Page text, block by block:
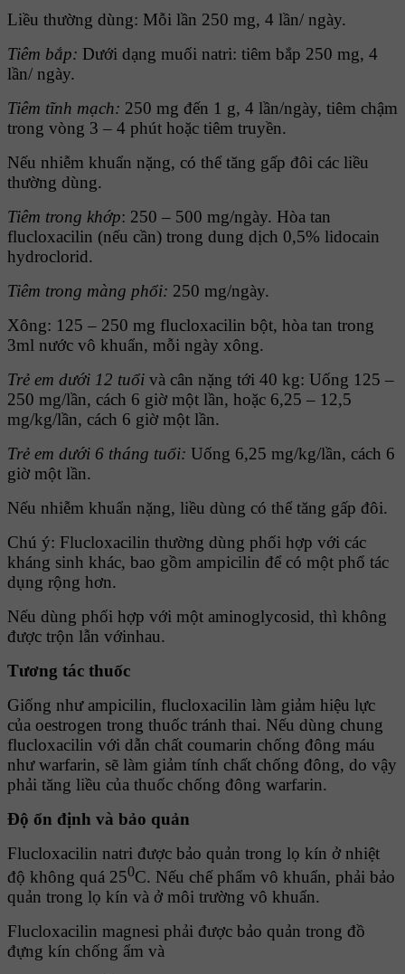
Liều thường dùng: Mỗi lần 250 mg, 4 lần/ ngày.
Tiêm bắp: Dưới dạng muối natri: tiêm bắp 250 mg, 4
lần/ ngày.
Tiêm tĩnh mạch: 250 mg đến 1 g, 4 lần/ngày, tiêm chậm
trong vòng 3 – 4 phút hoặc tiêm truyền.
Nếu nhiễm khuẩn nặng, có thể tăng gấp đôi các liều
thường dùng.
Tiêm trong khớp: 250 – 500 mg/ngày. Hòa tan
flucloxacilin (nếu cần) trong dung dịch 0,5% lidocain
hydroclorid.
Tiêm trong màng phổi: 250 mg/ngày.
Xông: 125 – 250 mg flucloxacilin bột, hòa tan trong
3ml nước vô khuẩn, mỗi ngày xông.
Trẻ em dưới 12 tuổi và cân nặng tới 40 kg: Uống 125 –
250 mg/lần, cách 6 giờ một lần, hoặc 6,25 – 12,5
mg/kg/lần, cách 6 giờ một lần.
Trẻ em dưới 6 tháng tuổi: Uống 6,25 mg/kg/lần, cách 6
giờ một lần.
Nếu nhiễm khuẩn nặng, liều dùng có thể tăng gấp đôi.
Chú ý: Flucloxacilin thường dùng phối hợp với các
kháng sinh khác, bao gồm ampicilin để có một phổ tác
dụng rộng hơn.
Nếu dùng phối hợp với một aminoglycosid, thì không
được trộn lẫn vớinhau.
Tương tác thuốc
Giống như ampicilin, flucloxacilin làm giảm hiệu lực
của oestrogen trong thuốc tránh thai. Nếu dùng chung
flucloxacilin với dẫn chất coumarin chống đông máu
như warfarin, sẽ làm giảm tính chất chống đông, do vậy
phải tăng liều của thuốc chống đông warfarin.
Ðộ ổn định và bảo quản
Flucloxacilin natri được bảo quản trong lọ kín ở nhiệt
độ không quá 250C. Nếu chế phẩm vô khuẩn, phải bảo
quản trong lọ kín và ở môi trường vô khuẩn.
Flucloxacilin magnesi phải được bảo quản trong đồ
đựng kín chống ẩm và